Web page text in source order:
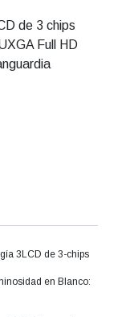
de 3 chips
Full HD
3LCD de 3-chips
en Blanco: